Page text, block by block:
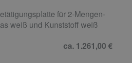
für 2-Mengen-
weiß und Kunststoff weiß
ca. 1.261,00 €